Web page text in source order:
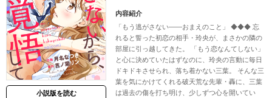
小説版を読む
内容紹介
「もう逃がさない――おまえのこと」 ◆◆◆ 忘
れると誓った初恋の相手・玲央が、まさかの隣の
部屋に引っ越してきた。 「もう恋なんてしない」
と心に決めていたはずなのに、玲央の言動に毎日
ドキドキさせられ、落ち着かない三葉。 そんな三
葉を気にかけてくれる破天荒な先輩・轟に、三葉
は過去の傷を打ち明け、少しずつ心を開いてい